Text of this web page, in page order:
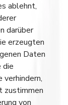
ablehnt,
darüber
erzeugten
Daten
die
verhindern,
zustimmen
von